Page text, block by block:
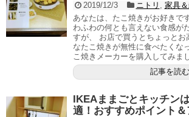
2019/12/3 ニトリ , 家具
あなたは、たこ焼きがお好きで
わふわの何とも言えない食感が
すが、 お店で買うとちょっとお
なたこ焼きが無性に食べたくな
こ焼きメーカーを購入してみま
記事を読む
IKEAままごとキッチン
適！おすすめポイント